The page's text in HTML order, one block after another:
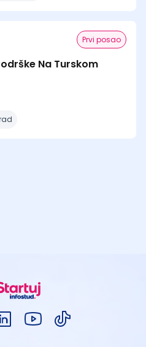
Prvi posao
Na Turskom